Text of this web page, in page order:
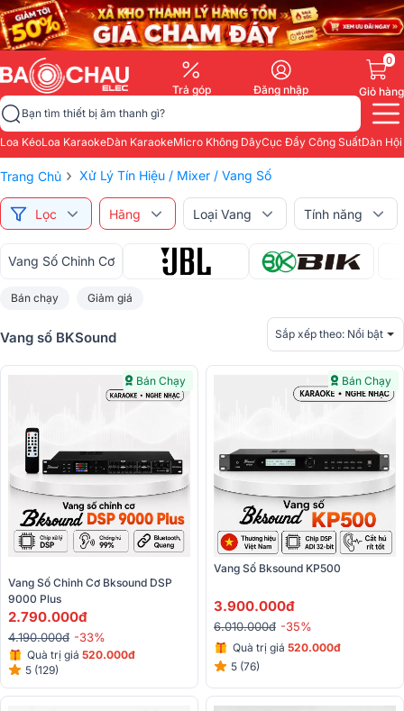
Trả góp Đăng nhập
0
Giỏ hàng
Bạn tìm thiết bị âm thanh gì?
Loa KéoLoa KaraokeDàn KaraokeMicro Không DâyCục Đẩy Công SuấtDàn
Trang Chủ › Xử Lý Tín Hiệu / Mixer / Vang Số
Lọc Hãng Loại Vang Tính năng
Vang Số Chỉnh Cơ
Bán chạy Giảm giá
Vang số BKSound Sắp xếp theo: Nổi bật
Bán Chạy
Vang Số Chỉnh Cơ Bksound DSP
9000 Plus
2.790.000đ
4.190.000đ -33%
Quà trị giá 520.000đ
5 (129)
Bán Chạy
Vang Số Bksound KP500
3.900.000đ
6.010.000đ -35%
Quà trị giá 520.000đ
5 (76)